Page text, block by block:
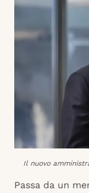
Il nuovo
Passa da un